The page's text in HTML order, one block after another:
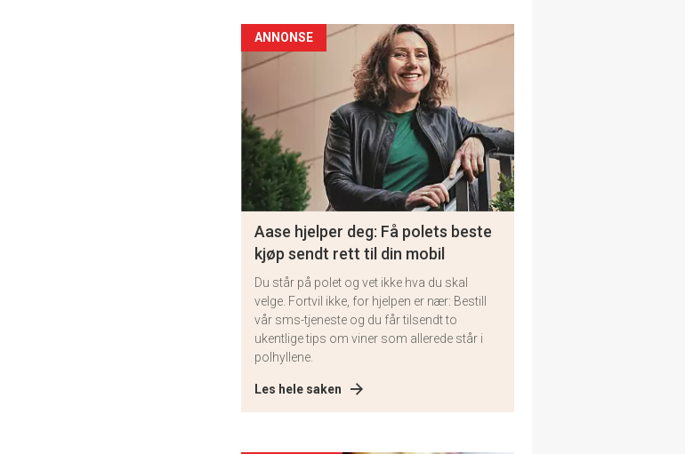
ANNONSE
Aase hjelper deg: Få polets beste
kjøp sendt rett til din mobil
Du står på polet og vet ikke hva du skal
velge. Fortvil ikke, for hjelpen er nær: Bestill
vår sms-tjeneste og du får tilsendt to
ukentlige tips om viner som allerede står i
polhyllene.
Les hele saken